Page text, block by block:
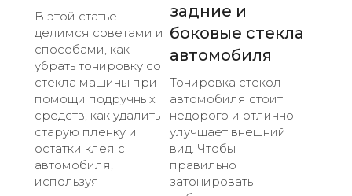
В этой статье
делимся советами и
способами, как
убрать тонировку со
стекла машины при
помощи подручных
средств, как удалить
старую пленку и
остатки клея с
автомобиля,
используя
задние и
боковые стекла
автомобиля
Тонировка стекол
автомобиля стоит
недорого и отлично
улучшает внешний
вид. Чтобы
правильно
затонировать